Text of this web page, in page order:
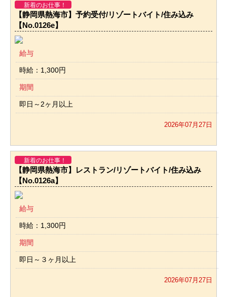
新着のお仕事！
【静岡県熱海市】予約受付/リゾートバイト/住み込み
【No.0126e】
給与
時給：1,300円
期間
即日～2ヶ月以上
2026年07月27日
新着のお仕事！
【静岡県熱海市】レストラン/リゾートバイト/住み込み
【No.0126a】
給与
時給：1,300円
期間
即日～３ヶ月以上
2026年07月27日